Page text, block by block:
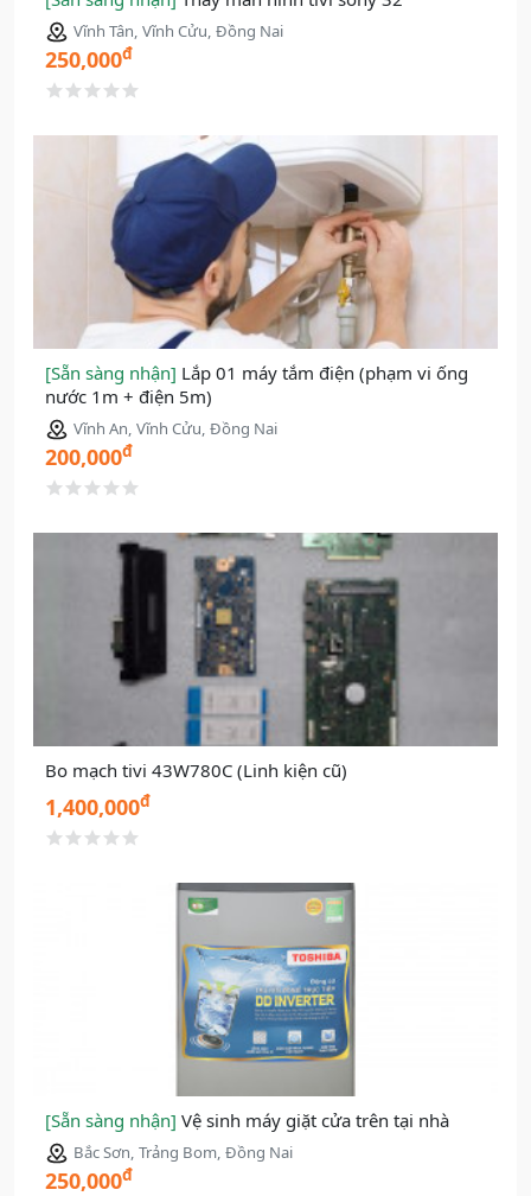
Vĩnh Tân, Vĩnh Cửu, Đồng Nai
250,000đ
[Sẵn sàng nhận] Lắp 01 máy tắm điện (phạm vi ống
nước 1m + điện 5m)
Vĩnh An, Vĩnh Cửu, Đồng Nai
200,000đ
Bo mạch tivi 43W780C (Linh kiện cũ)
1,400,000đ
[Sẵn sàng nhận] Vệ sinh máy giặt cửa trên tại nhà
Bắc Sơn, Trảng Bom, Đồng Nai
250,000đ